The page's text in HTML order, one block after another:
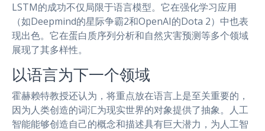
LSTM的成功不仅局限于语言模型。它在强化学习应用
（如Deepmind的星际争霸2和OpenAI的Dota 2）中也表
现出色。它在蛋白质序列分析和自然灾害预测等多个领域
展现了其多样性。
以语言为下一个领域
霍赫赖特教授还认为，将重点放在语言上是至关重要的，
因为人类创造的词汇为现实世界的对象提供了抽象。人工
智能能够创造自己的概念和描述具有巨大潜力，为人工智